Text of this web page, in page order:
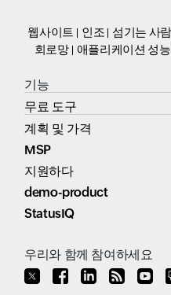
웹사이트 인조 섬기는 사람
회로망
애플리케이션 성능
기능
무료 도구
계획 및 가격
MSP
지원하다
demo-product
StatusIQ
우리와 함께 참여하세요